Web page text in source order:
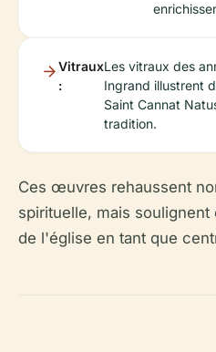
Vitraux
:
Les vitraux des
Ingrand illustrent
Saint Cannat
tradition.
Ces œuvres rehaussent
spirituelle, mais
de l'église en tant que